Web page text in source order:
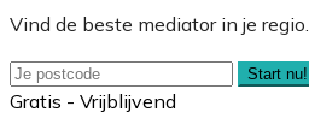
Vind de beste mediator in je regio.
Start nu!
Gratis - Vrijblijvend